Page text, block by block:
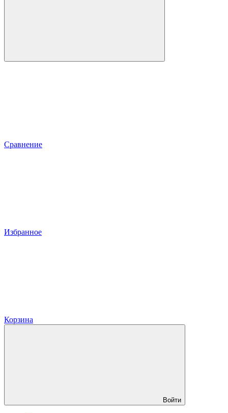
Сравнение
Избранное
Корзина
Войти